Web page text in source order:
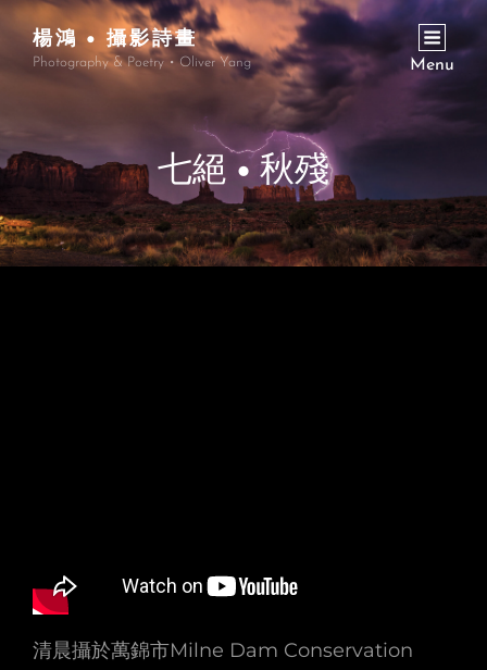
楊鴻 • 攝影詩畫
Photography & Poetry • Oliver Yang Menu
七絕 • 秋殘
清晨攝於萬錦市Milne Dam Conservation